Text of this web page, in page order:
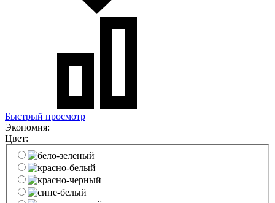
Быстрый просмотр
Экономия:
Цвет: